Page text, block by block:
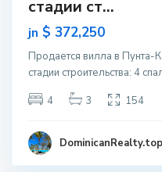
стадии ст...
jn $ 372,250
Продается вилла в Пунта-
стадии строительcтва: 4
4
3 154
DominicanRealty.top